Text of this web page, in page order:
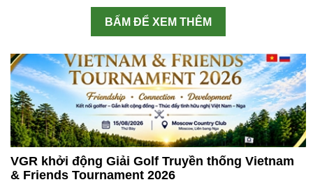
BẤM ĐỂ XEM THÊM
VGR khởi động Giải Golf Truyền thống Vietnam
& Friends Tournament 2026